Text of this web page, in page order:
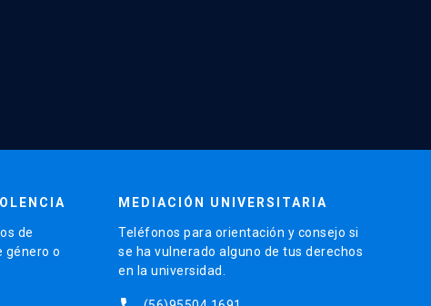
de
género o
MEDIACIÓN UNIVERSITARIA
Teléfonos para orientación y consejo si
se ha vulnerado alguno de tus derechos
en la universidad.